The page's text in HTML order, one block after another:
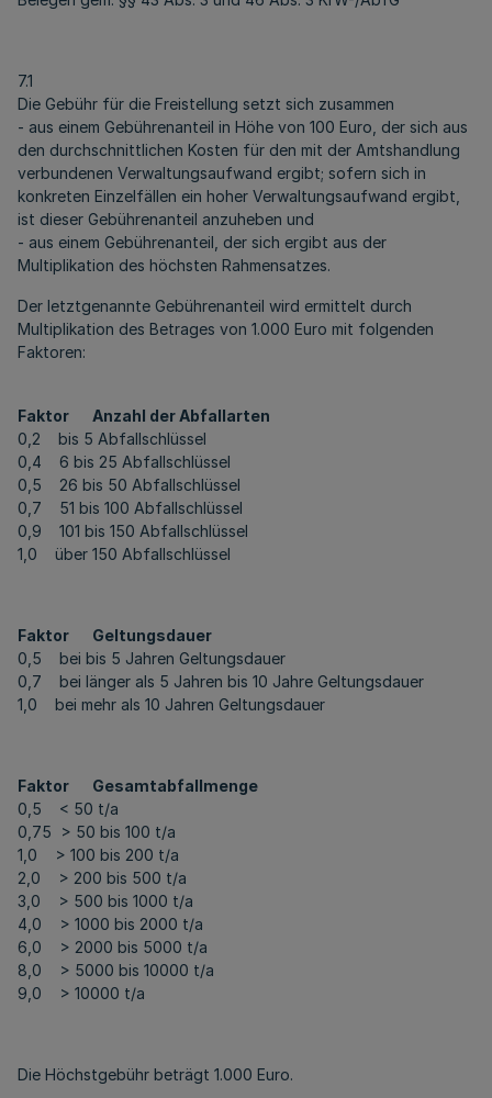
7.1
Die Gebühr für die Freistellung setzt sich zusammen
- aus einem Gebührenanteil in Höhe von 100 Euro, der sich aus
den durchschnittlichen Kosten für den mit der Amtshandlung
verbundenen Verwaltungsaufwand ergibt; sofern sich in
konkreten Einzelfällen ein hoher Verwaltungsaufwand ergibt,
ist dieser Gebührenanteil anzuheben und
- aus einem Gebührenanteil, der sich ergibt aus der
Multiplikation des höchsten Rahmensatzes.
Der letztgenannte Gebührenanteil wird ermittelt durch
Multiplikation des Betrages von 1.000 Euro mit folgenden
Faktoren:
Faktor Anzahl der Abfallarten
0,2 bis 5 Abfallschlüssel
0,4 6 bis 25 Abfallschlüssel
0,5 26 bis 50 Abfallschlüssel
0,7 51 bis 100 Abfallschlüssel
0,9 101 bis 150 Abfallschlüssel
1,0 über 150 Abfallschlüssel
Faktor Geltungsdauer
0,5 bei bis 5 Jahren Geltungsdauer
0,7 bei länger als 5 Jahren bis 10 Jahre Geltungsdauer
1,0 bei mehr als 10 Jahren Geltungsdauer
Faktor Gesamtabfallmenge
0,5 < 50 t/a
0,75 > 50 bis 100 t/a
1,0 > 100 bis 200 t/a
2,0 > 200 bis 500 t/a
3,0 > 500 bis 1000 t/a
4,0 > 1000 bis 2000 t/a
6,0 > 2000 bis 5000 t/a
8,0 > 5000 bis 10000 t/a
9,0 > 10000 t/a
Die Höchstgebühr beträgt 1.000 Euro.